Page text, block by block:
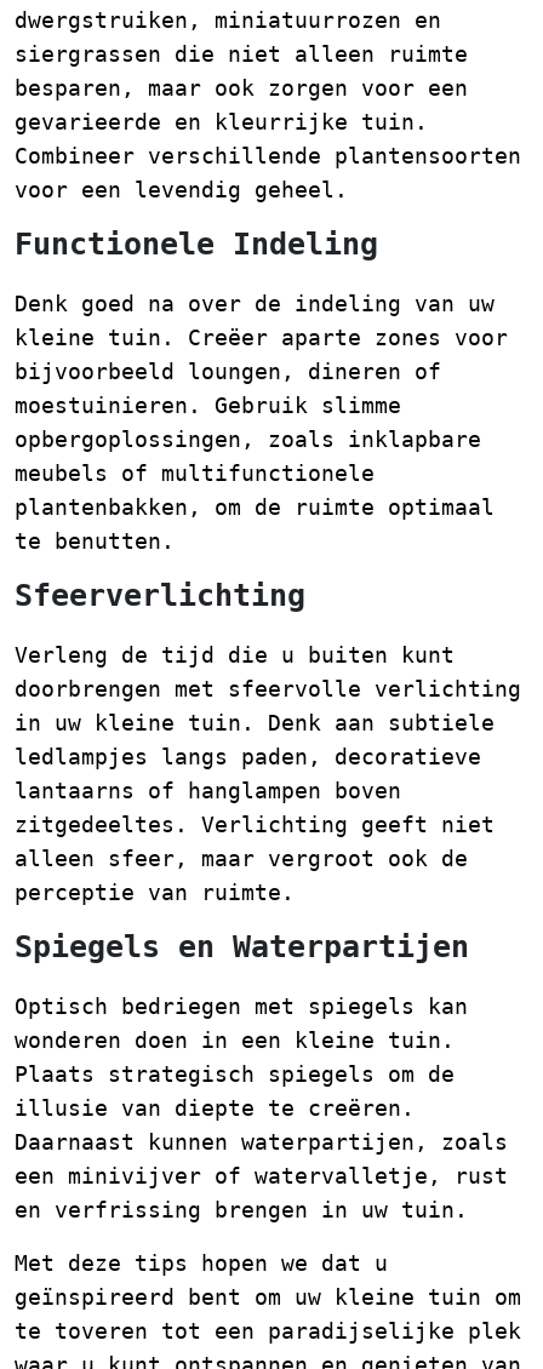
dwergstruiken, miniatuurrozen en
siergrassen die niet alleen ruimte
besparen, maar ook zorgen voor een
gevarieerde en kleurrijke tuin.
Combineer verschillende plantensoorten
voor een levendig geheel.
Functionele Indeling
Denk goed na over de indeling van uw
kleine tuin. Creëer aparte zones voor
bijvoorbeeld loungen, dineren of
moestuinieren. Gebruik slimme
opbergoplossingen, zoals inklapbare
meubels of multifunctionele
plantenbakken, om de ruimte optimaal
te benutten.
Sfeerverlichting
Verleng de tijd die u buiten kunt
doorbrengen met sfeervolle verlichting
in uw kleine tuin. Denk aan subtiele
ledlampjes langs paden, decoratieve
lantaarns of hanglampen boven
zitgedeeltes. Verlichting geeft niet
alleen sfeer, maar vergroot ook de
perceptie van ruimte.
Spiegels en Waterpartijen
Optisch bedriegen met spiegels kan
wonderen doen in een kleine tuin.
Plaats strategisch spiegels om de
illusie van diepte te creëren.
Daarnaast kunnen waterpartijen, zoals
een minivijver of watervalletje, rust
en verfrissing brengen in uw tuin.
Met deze tips hopen we dat u
geïnspireerd bent om uw kleine tuin om
te toveren tot een paradijselijke plek